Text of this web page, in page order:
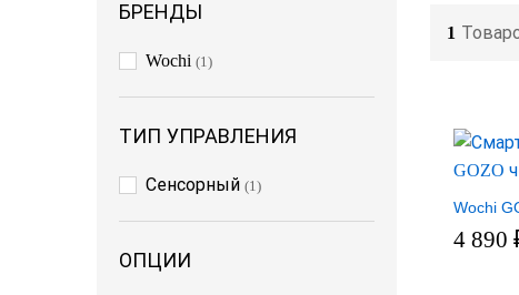
1
Wochi
4 890
БРЕНДЫ
Wochi (1)
ТИП УПРАВЛЕНИЯ
Сенсорный (1)
ОПЦИИ